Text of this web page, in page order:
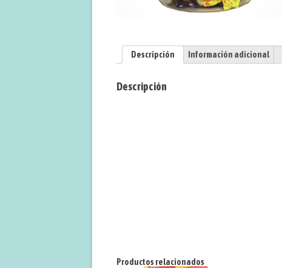
Descripción Información adicional
Descripción
Productos relacionados